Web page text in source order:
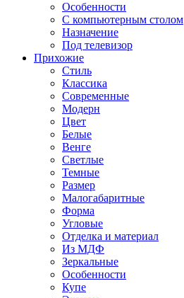
Особенности
С компьютерным столом
Назначение
Под телевизор
Прихожие
Стиль
Классика
Современные
Модерн
Цвет
Белые
Венге
Светлые
Темные
Размер
Малогабаритные
Форма
Угловые
Отделка и материал
Из МДФ
Зеркальные
Особенности
Купе